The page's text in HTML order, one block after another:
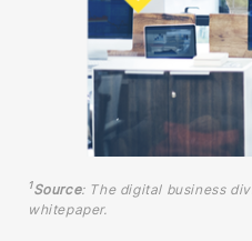
1Source: The digital business
whitepaper.